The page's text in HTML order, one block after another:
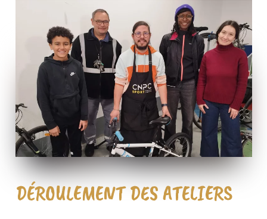
DÉROULEMENT DES ATELIERS